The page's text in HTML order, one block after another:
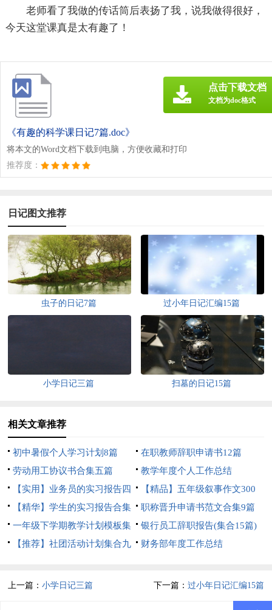
老师看了我做的传话筒后表扬了我，说我做得很好，
今天这堂课真是太有趣了！
《有趣的科学课日记7篇.doc》
将本文的Word文档下载到电脑，方便收藏和打印
推荐度：
点击下载文档
文档为doc格式
日记图文推荐
虫子的日记7篇 过小年日记汇编15篇
小学日记三篇 扫墓的日记15篇
相关文章推荐
初中暑假个人学习计划8篇
在职教师辞职申请书12篇
劳动用工协议书合集五篇
教学年度个人工作总结
【实用】业务员的实习报告四
篇
【精品】五年级叙事作文300
字锦集7篇
【精华】学生的实习报告合集
10篇
职称晋升申请书范文合集9篇
一年级下学期教学计划模板集
锦五篇
银行员工辞职报告(集合15篇)
【推荐】社团活动计划集合九
财务部年度工作总结
上一篇：小学日记三篇 下一篇： 过小年日记汇编15篇